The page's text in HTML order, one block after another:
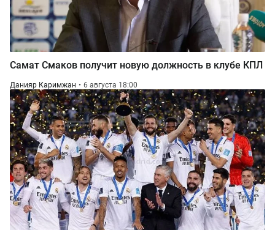
Самат Смаков получит новую должность в клубе КПЛ
Данияр Каримжан 6 августа 18:00